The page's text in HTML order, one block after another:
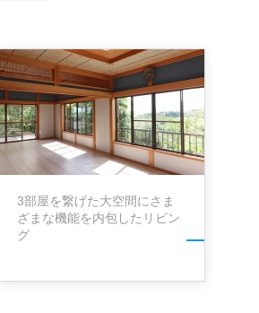
サウナ 別荘 リゾート
3部屋を繋げた大空間にさま
ざまな機能を内包したリビン
グ